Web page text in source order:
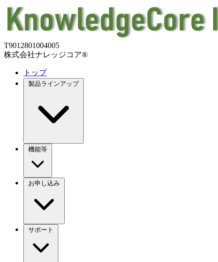
T9012801004005
株式会社ナレッジコア®
トップ
製品ラインアップ
機能等
お申し込み
サポート